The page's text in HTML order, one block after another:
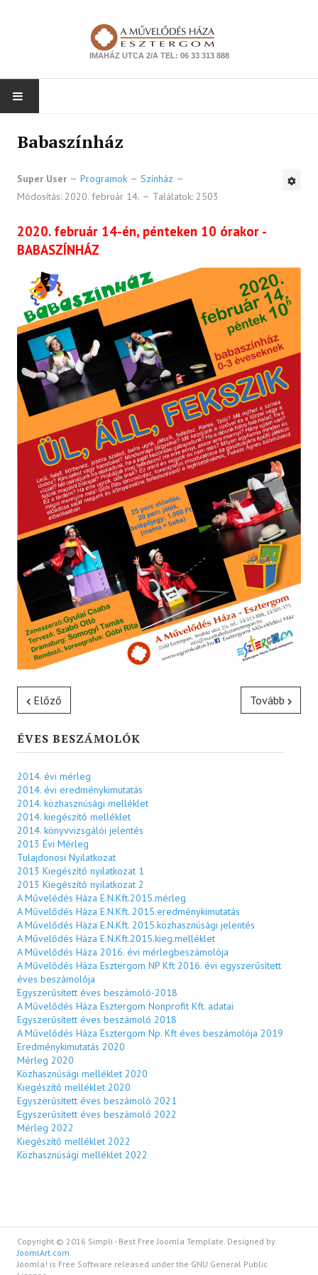
IMAHÁZ UTCA 2/A TEL: 06 33 313 888
Színház
Zene
Kiállítás
Tanfolyam
Ismeretterjesztés
Táncos produkció
Vetítés
Egyéb programok
TEREMBÉRLÉS
TAGJAINK
Klubok, közösségek
Fotográfiai Biennálé
Musical Akadémia JP
ELÉRHETŐSÉGEK
FACEBOOK
Babaszínház
Super User Programok
Színház
Módosítás: 2020. február 14.
Találatok: 2503
2020. február 14-én, pénteken 10 órakor -
BABASZÍNHÁZ
Előző Tovább
ÉVES BESZÁMOLÓK
2014. évi mérleg
2014. évi eredménykimutatás
2014. közhasznúsági melléklet
2014. kiegészítő melléklet
2014. könyvvizsgálói jelentés
2013 Évi Mérleg
Tulajdonosi Nyilatkozat
2013 Kiegészítő nyilatkozat 1
2013 Kiegészítő nyilatkozat 2
A Művelédés Háza E.N.Kft.2015.mérleg
A Művelődés Háza E.N.Kft. 2015.eredménykimutatás
A Művelődés Háza E.N.Kft. 2015.közhasznúsági jelentés
A Művelődés Háza E.N.Kft.2015.kieg.melléklet
A Művelődés Háza 2016. évi mérlegbeszámolója
A Művelődés Háza Esztergom NP Kft 2016. évi egyszerűsített
éves beszámolója
Egyszerűsített éves beszámoló-2018
A Művelődés Háza Esztergom Nonprofit Kft. adatai
Egyszerűsített éves beszámoló 2018
A Művelődés Háza Esztergom Np. Kft éves beszámolója 2019
Eredménykimutatás 2020
Mérleg 2020
Közhasznúsági melléklet 2020
Kiegészítő melléklet 2020
Egyszerűsített éves beszámoló 2021
Egyszerűsített éves beszámoló 2022
Mérleg 2022
Kiegészítő melléklet 2022
Közhasznúsági melléklet 2022
Copyright © 2016 Simpli - Best Free Joomla Template. Designed by
JoomlArt.com.
Joomla! is Free Software released under the GNU General Public